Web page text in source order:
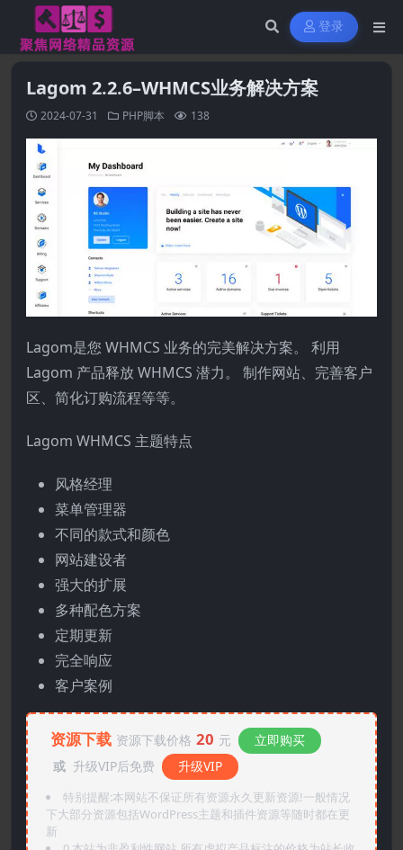
登录
Lagom 2.2.6–WHMCS业务解决方案
2024-07-31 PHP脚本 138
Lagom是您 WHMCS 业务的完美解决方案。 利用
Lagom 产品释放 WHMCS 潜力。 制作网站、完善客户
区、简化订购流程等等。
Lagom WHMCS 主题特点
风格经理
菜单管理器
不同的款式和颜色
网站建设者
强大的扩展
多种配色方案
定期更新
完全响应
客户案例
资源下载 资源下载价格 20 元
立即购买
或 升级VIP后免费 升级VIP
特别提醒:本网站不保证所有资源永久更新资源!一般情况
下大部分资源包括WordPress主题和插件资源等随时都在更
新